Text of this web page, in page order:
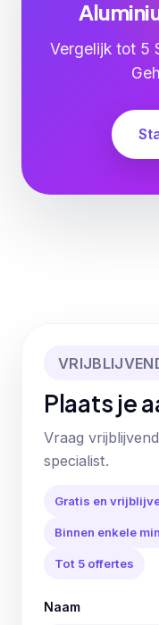
Vergelijk tot 5
Plaats je
Vraag
specialist.
Gratis en
Binnen enkele
Tot 5 offertes
Naam